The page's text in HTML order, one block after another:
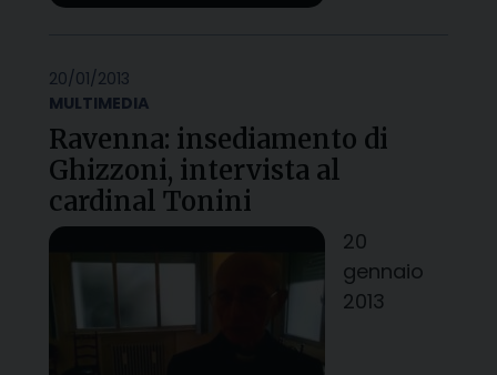
20/01/2013
MULTIMEDIA
Ravenna: insediamento di
Ghizzoni, intervista al
cardinal Tonini
20
gennaio
2013